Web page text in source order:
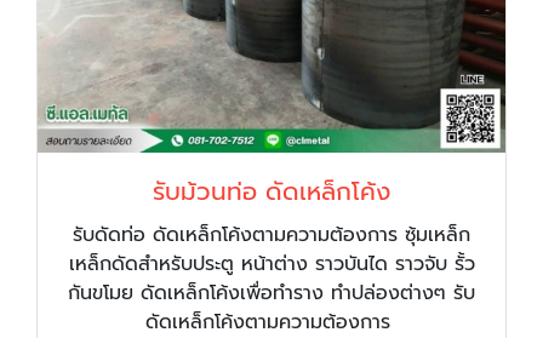
รับม้วนท่อ ดัดเหล็กโค้ง
รับดัดท่อ ดัดเหล็กโค้งตามความต้องการ ซุ้มเหล็ก
เหล็กดัดสำหรับประตู หน้าต่าง ราวบันได ราวจับ รั้ว
กันขโมย ดัดเหล็กโค้งเพื่อทำราง ทำปล่องต่างๆ รับ
ดัดเหล็กโค้งตามความต้องการ